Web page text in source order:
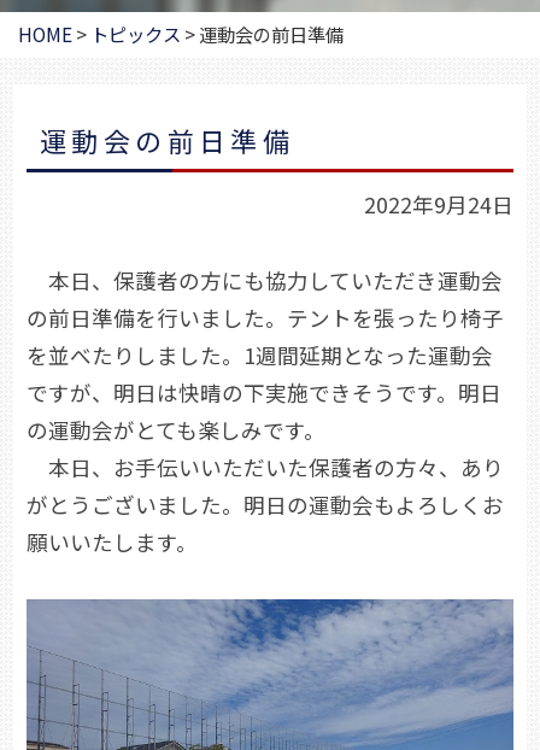
HOME> トピックス >運動会の前日準備
運動会の前日準備
2022年9月24日
本日、保護者の方にも協力していただき運動会
の前日準備を行いました。テントを張ったり椅子
を並べたりしました。1週間延期となった運動会
ですが、明日は快晴の下実施できそうです。明日
の運動会がとても楽しみです。
本日、お手伝いいただいた保護者の方々、あり
がとうございました。明日の運動会もよろしくお
願いいたします。